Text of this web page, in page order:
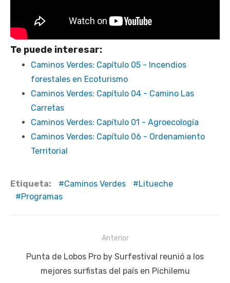
Te puede interesar:
Caminos Verdes: Capítulo 05 - Incendios
forestales en Ecoturismo
Caminos Verdes: Capítulo 04 - Camino Las
Carretas
Caminos Verdes: Capítulo 01 - Agroecología
Caminos Verdes: Capítulo 06 - Ordenamiento
Territorial
Etiqueta: Caminos Verdes
Litueche
Programas
entradas
Anterior
Publicación
anterior:
Punta de Lobos Pro by Surfestival reunió a los
mejores surfistas del país en Pichilemu